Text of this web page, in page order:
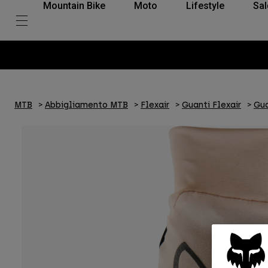
Mountain Bike Moto Lifestyle
MTB Abbigliamento MTB Flexair Guanti Flexair